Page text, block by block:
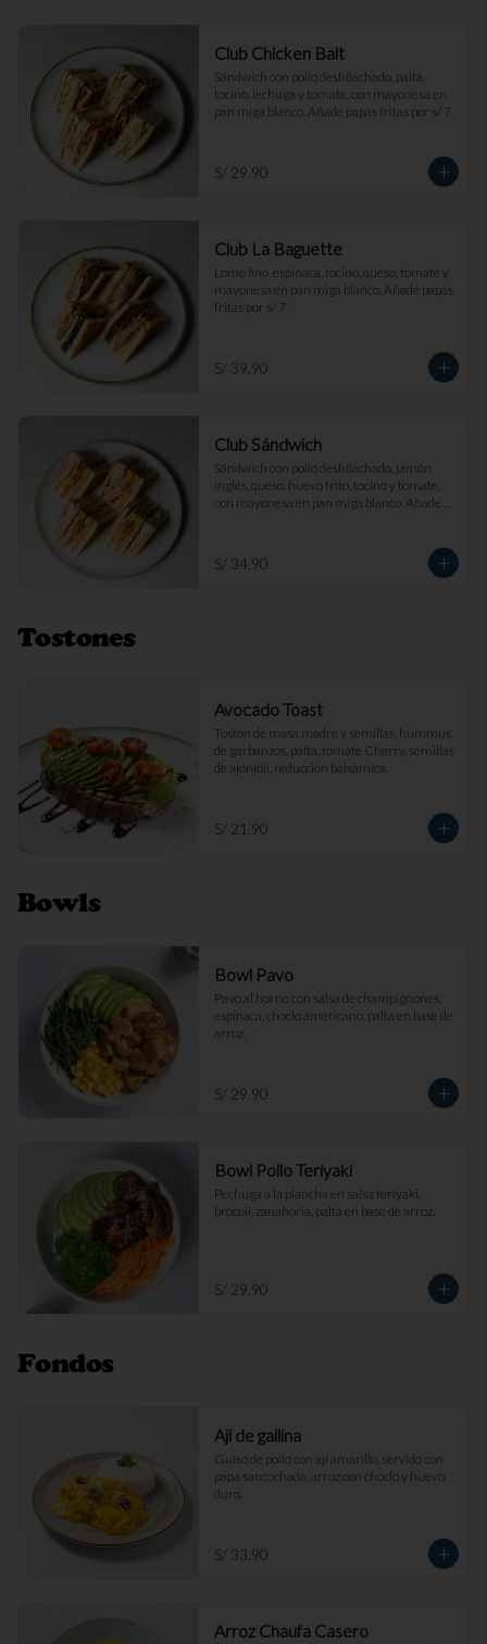
Club Chicken Balt
Sándwich con pollo deshilachado, palta,
tocino, lechuga y tomate, con mayonesa en
pan miga blanco. Añade papas fritas por s/ 7.
S/ 29.90
Club La Baguette
Lomo fino, espinaca, tocino, queso, tomate y
mayonesa en pan miga blanco. Añade papas
fritas por s/ 7.
S/ 39.90
Club Sándwich
Sándwich con pollo deshilachado, jamón
inglés, queso, huevo frito, tocino y tomate,
con mayonesa en pan miga blanco. Añade
S/ 34.90
Tostones
Avocado Toast
Tostón de masa madre y semillas, hummus
de garbanzos, palta, tomate Cherry, semillas
de ajonjolí, reducción balsámica.
S/ 21.90
Bowls
Bowl Pavo
Pavo al horno con salsa de champignones,
espinaca, choclo americano, palta en base de
arroz.
S/ 29.90
Bowl Pollo Teriyaki
Pechuga a la plancha en salsa teriyaki,
brócoli, zanahoria, palta en base de arroz.
S/ 29.90
Fondos
Ají de gallina
Guiso de pollo con ají amarillo, servido con
papa sancochada, arroz con choclo y huevo
duro.
S/ 33.90
Arroz Chaufa Casero